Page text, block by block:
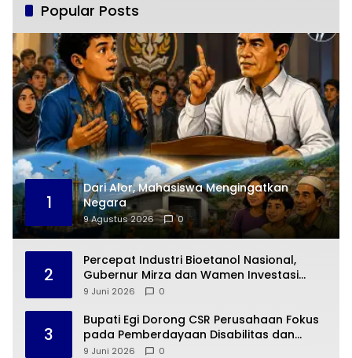
Popular Posts
1
Dari Alor, Mahasiswa Mengingatkan
Negara
9 Agustus 2026 0
2
Percepat Industri Bioetanol Nasional,
Gubernur Mirza dan Wamen Investasi
Tinjau Lokasi Pabrik Bioetanol di
9 Juni 2026 0
3
Bupati Egi Dorong CSR Perusahaan Fokus
pada Pemberdayaan Disabilitas dan
Ekonomi Produktif
9 Juni 2026 0